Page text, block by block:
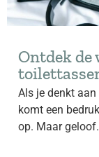
Ontdek de
Als je denkt
komt een
op. Maar